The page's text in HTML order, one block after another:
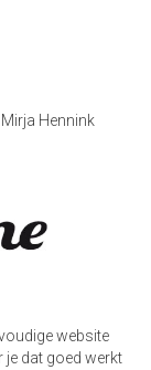
Hennink
website
je dat goed werkt